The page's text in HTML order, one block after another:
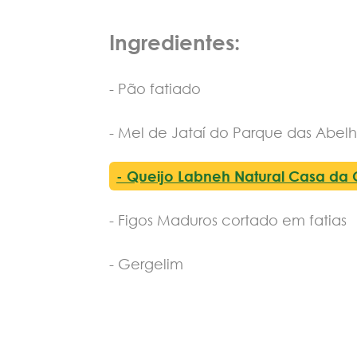
Ingredientes:
- Pão fatiado
- Mel de Jataí do Parque das
- Queijo Labneh Natural Casa da
- Figos Maduros cortado em fatias
- Gergelim